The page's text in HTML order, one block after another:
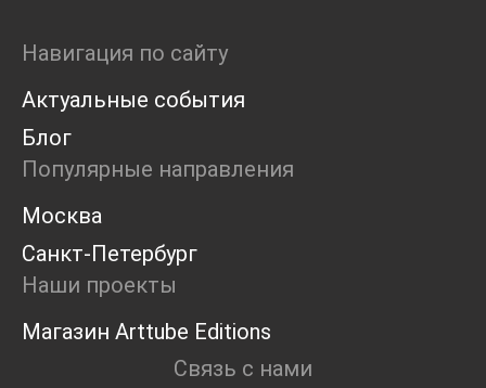
Навигация по сайту
Актуальные события
Блог
Популярные направления
Москва
Санкт-Петербург
Наши проекты
Магазин Arttube Editions
Связь с нами